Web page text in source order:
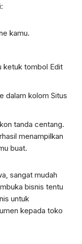
kamu.
ketuk tombol Edit
dalam kolom Situs
tanda centang.
menampilkan
buat.
sangat mudah
bisnis tentu
untuk
kepada toko